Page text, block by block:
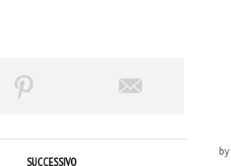
SUCCESSIVO
by